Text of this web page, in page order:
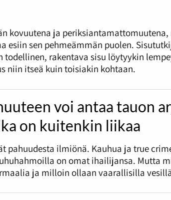
kovuutena ja
esiin sen pehmeämmän puolen.
todellinen, rakentava sisu löytyykin
niin itseä kuin toisiakin kohtaan.
voi antaa tauon
on kuitenkin liikaa
pahuudesta ilmiönä. Kauhua ja true
on omat ihailijansa. Mutta
ja milloin ollaan vaarallisilla